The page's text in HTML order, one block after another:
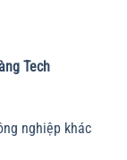
Tech
nghiệp khác